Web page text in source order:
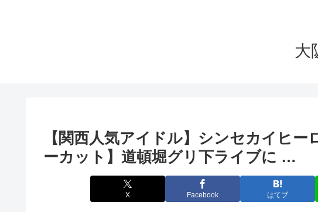
大
【関西人気アイドル】シンセカイヒ
ーカット】道頓堀グリ下ライブに …
X Facebook はてブ